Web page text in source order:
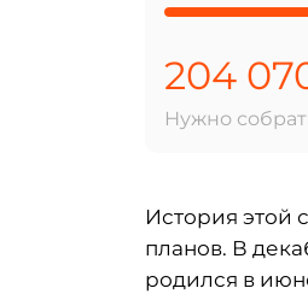
204
Нужно
История этой
планов. В
родился в